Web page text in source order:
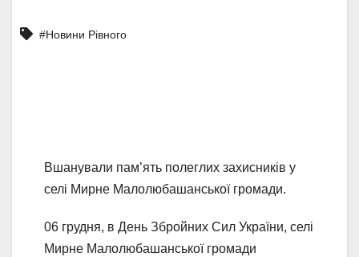
#Новини Рівного
Вшанували пам’ять полеглих захисників у
селі Мирне Малолюбашанської громади.
06 грудня, в День Збройних Сил України, селі
Мирне Малолюбашанської громади